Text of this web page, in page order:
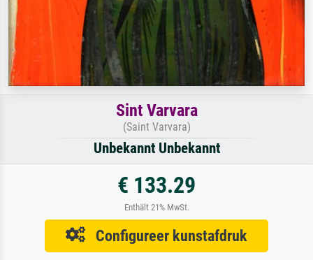
Sint Varvara
(Saint Varvara)
Unbekannt Unbekannt
€ 133.29
Enthält 21% MwSt.
Configureer kunstafdruk